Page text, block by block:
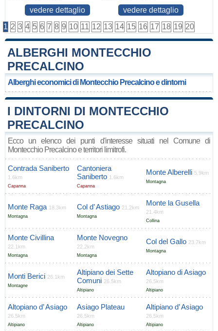
vedere dettaglio
vedere dettaglio
1 2 3 4 5 6 7 8 9 10 11 12 13 14 15 16 17 18 19 20
ALBERGHI MONTECCHIO
PRECALCINO
Alberghi economici di Montecchio Precalcino e dintorni
I DINTORNI DI MONTECCHIO
PRECALCINO
Ecco un elenco dei punti d'interesse situati nel Comune di
Montecchio Precalcino e territori limitrofi.
Contrada Saniberto
1.6km
Capanna
Cantoniera
Saniberto 1.6km
Capanna
Monte Alberelli 5.9km
Montagna
Monte Raga 18.3km
Montagna
Col d’ Astiago 21.2km
Montagna
Monte la Gusella
21.4km
Collina
Monte Civillina
22.1km
Montagna
Monte Novegno
22.2km
Montagna
Col del Gallo 23.7km
Montagna
Monti Berici 26.1km
Montagne
Altipiano dei Sette
Comuni 26.5km
Altipiano
Altopiano di Asiago
26.5km
Altipiano
Altopiano d’ Asiago
26.5km
Altipiano
Asiago Plateau
26.5km
Altipiano
Altipiano d’ Asiago
26.5km
Altipiano